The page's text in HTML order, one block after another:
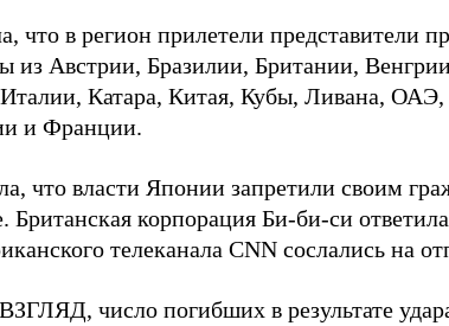
что в регион прилетели представители
из Австрии, Бразилии, Британии,
Катара, Китая, Кубы, Ливана,
и Франции.
что власти Японии запретили своим
Британская корпорация Би-би-си
телеканала CNN сослались на
ВЗГЛЯД, число погибших в результате